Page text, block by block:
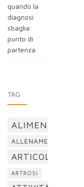
quando la
diagnosi
sbaglia
punto di
partenza
TAG
ALIMENTAZIONE
ALLENAMENTO
ARTICOLAZIONI
ARTROSI